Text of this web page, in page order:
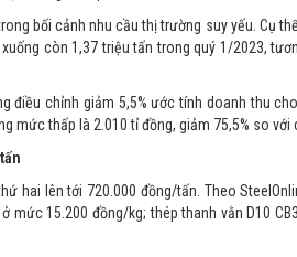
bối cảnh nhu cầu thị trường suy yếu. Cụ
còn 1,37 triệu tấn trong quý 1/2023,
điều chỉnh giảm 5,5% ước tính doanh thu
mức thấp là 2.010 tỉ đồng, giảm 75,5% so với
hai lên tới 720.000 đồng/tấn. Theo
15.200 đồng/kg; thép thanh vằn D10